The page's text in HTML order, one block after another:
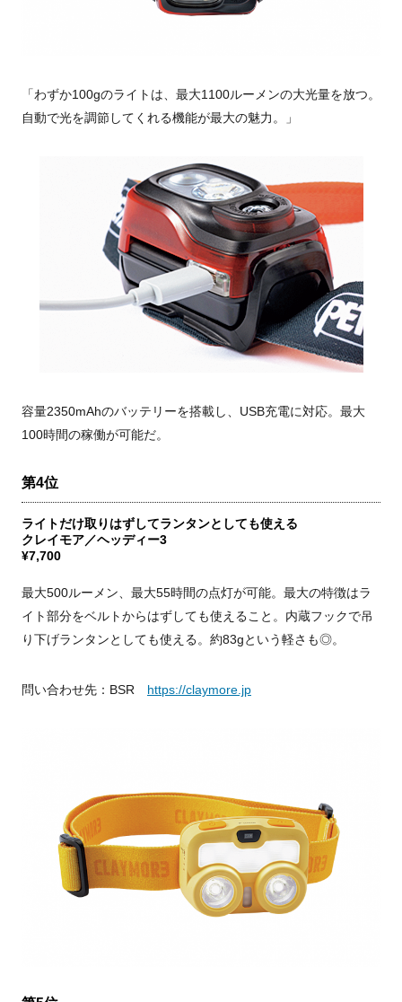
「わずか100gのライトは、最大1100ルーメンの大光量を放つ。
自動で光を調節してくれる機能が最大の魅力。」
容量2350mAhのバッテリーを搭載し、USB充電に対応。最大
100時間の稼働が可能だ。
第4位
ライトだけ取りはずしてランタンとしても使える
クレイモア／ヘッディー3
¥7,700
最大500ルーメン、最大55時間の点灯が可能。最大の特徴はラ
イト部分をベルトからはずしても使えること。内蔵フックで吊
り下げランタンとしても使える。約83gという軽さも◎。
問い合わせ先：BSR https://claymore.jp